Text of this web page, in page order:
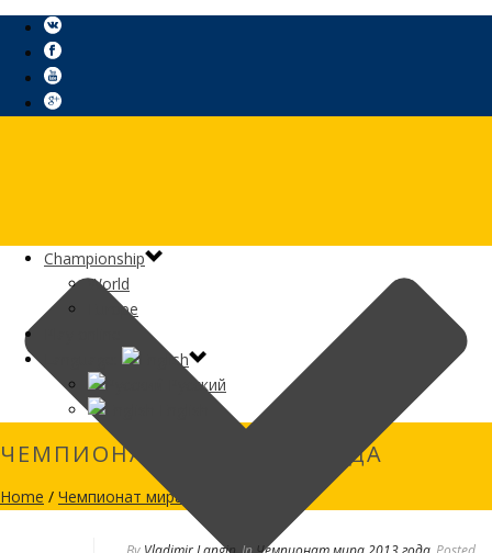
Сhampionship
World
Europe
Русский
ЧЕМПИОНАТ МИРА 2013 ГОДА
Home / Чемпионат мира 2013 года